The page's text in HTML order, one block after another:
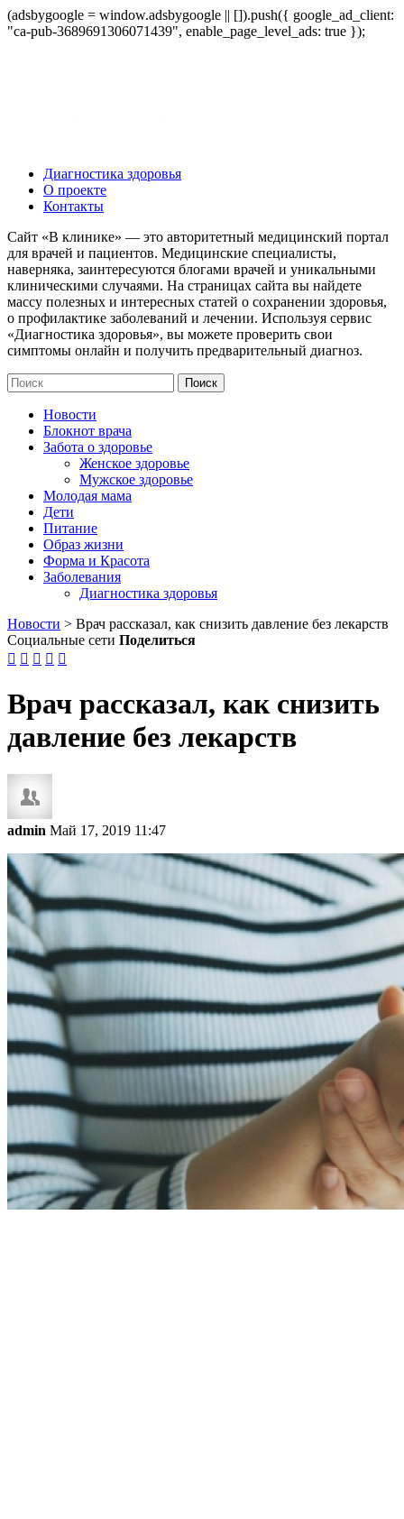
(adsbygoogle = window.adsbygoogle || []).push({ google_ad_client:
"ca-pub-3689691306071439", enable_page_level_ads: true });
Диагностика здоровья
О проекте
Контакты
Сайт «В клинике» — это авторитетный медицинский портал
для врачей и пациентов. Медицинские специалисты,
наверняка, заинтересуются блогами врачей и уникальными
клиническими случаями. На страницах сайта вы найдете
массу полезных и интересных статей о сохранении здоровья,
о профилактике заболеваний и лечении. Используя сервис
«Диагностика здоровья», вы можете проверить свои
симптомы онлайн и получить предварительный диагноз.
Новости
Блокнот врача
Забота о здоровье
Женское здоровье
Мужское здоровье
Молодая мама
Дети
Питание
Образ жизни
Форма и Красота
Заболевания
Диагностика здоровья
Новости > Врач рассказал, как снизить давление без лекарств
Социальные сети Поделиться
    
Врач рассказал, как снизить
давление без лекарств
admin Май 17, 2019 11:47